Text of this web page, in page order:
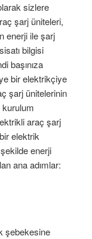
sizlere
şarj üniteleri,
enerji ile şarj
bilgisi
başınıza
bir elektrikçiye
şarj ünitelerinin
araç şarj
elektrik
enerji
ana adımlar:
şebekesine